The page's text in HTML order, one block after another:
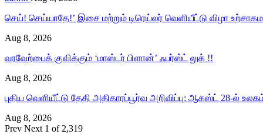
செய்! செய்யாதே!’ இசை மற்றும் டிரெய்லர் வெளியீட்டு விழா
Aug 8, 2026
வரவேற்பைக் குவிக்கும் ‘மாஸ்டர் பிளான்’ ஃபர்ஸ்ட் லுக் !!
Aug 8, 2026
புதிய வெளியீட்டு தேதி அதிகாரப்பூர்வ அறிவிப்பு: ஆகஸ்ட் 28-ல்
Aug 8, 2026
Prev Next 1 of 2,319